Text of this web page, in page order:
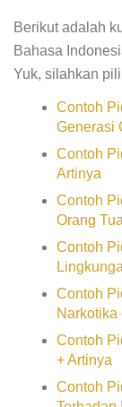
Berikut adalah
Bahasa
Yuk, silahkan
Contoh
Generasi
Contoh
Artinya
Contoh
Orang
Contoh
Contoh
Narkotika
Contoh
+ Artinya
Contoh